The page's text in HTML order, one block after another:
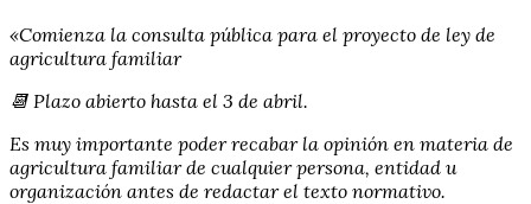
«Comienza la consulta pública para el proyecto de ley de
agricultura familiar
📆 Plazo abierto hasta el 3 de abril.
Es muy importante poder recabar la opinión en materia de
agricultura familiar de cualquier persona, entidad u
organización antes de redactar el texto normativo.